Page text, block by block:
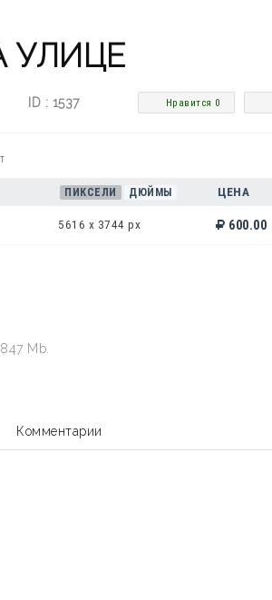
УЛИЦЕ
ID : 1537 Нравится 0
ПИКСЕЛИ ДЮЙМЫ ЦЕНА
5616 x 3744 px 600.00
Mb.
Комментарии